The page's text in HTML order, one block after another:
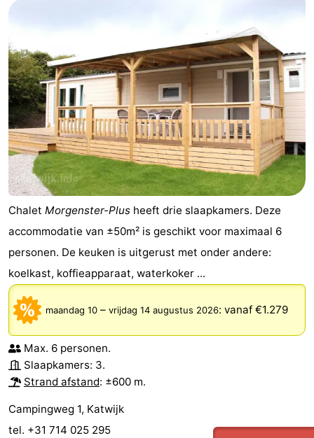
Chalet Morgenster-Plus heeft drie slaapkamers. Deze
accommodatie van ±50m² is geschikt voor maximaal 6
personen. De keuken is uitgerust met onder andere:
koelkast, koffieapparaat, waterkoker ...
maandag 10 – vrijdag 14 augustus 2026: vanaf €1.279
Max. 6 personen.
Slaapkamers: 3.
Strand afstand: ±600 m.
Campingweg 1, Katwijk
tel. +31 714 025 295